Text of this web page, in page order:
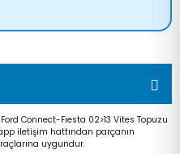
Connect-Fıesta 02>13 Vites Topuzu
iletişim hattından parçanın
uygundur.